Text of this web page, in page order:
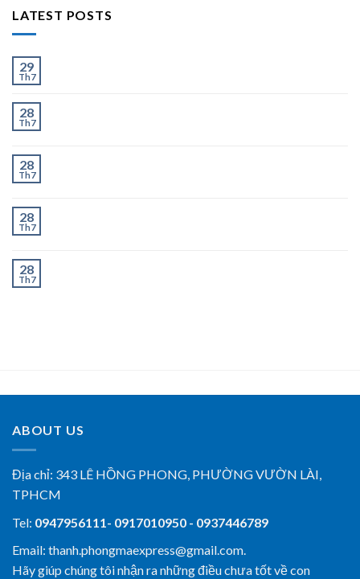
LATEST POSTS
29
Th7
28
Th7
28
Th7
28
Th7
28
Th7
ABOUT US
Địa chỉ: 343 LÊ HỒNG PHONG, PHƯỜNG VƯỜN LÀI,
TPHCM
Tel: 0947956111- 0917010950 - 0937446789
Email: thanh.phongmaexpress@gmail.com.
Hãy giúp chúng tôi nhận ra những điều chưa tốt về con